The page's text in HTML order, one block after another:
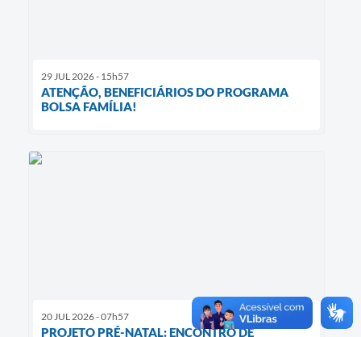
29 JUL 2026 - 15h57
ATENÇÃO, BENEFICIÁRIOS DO PROGRAMA
BOLSA FAMÍLIA!
20 JUL 2026 - 07h57
PROJETO PRÉ-NATAL: ENCONTRO DE